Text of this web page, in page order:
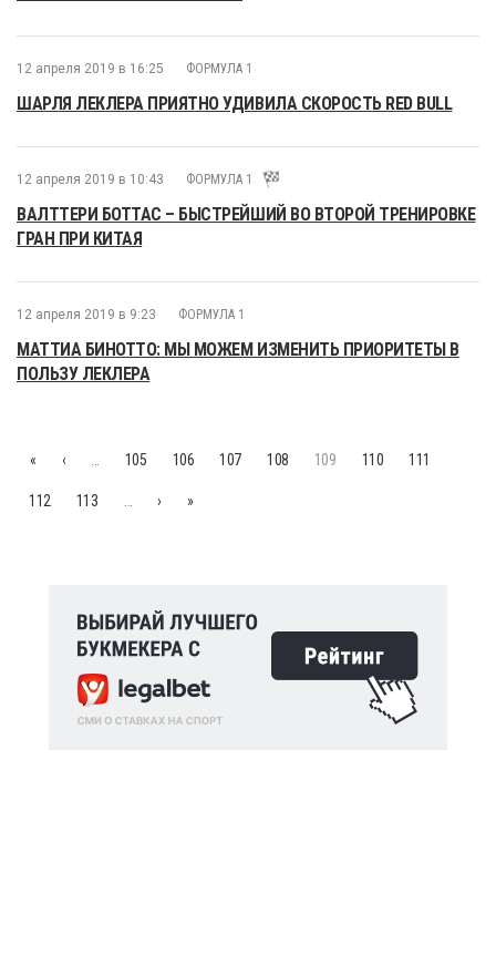
12 апреля 2019 в 16:25 ФОРМУЛА 1
ШАРЛЯ ЛЕКЛЕРА ПРИЯТНО УДИВИЛА СКОРОСТЬ RED BULL
12 апреля 2019 в 10:43 ФОРМУЛА 1
ВАЛТТЕРИ БОТТАС – БЫСТРЕЙШИЙ ВО ВТОРОЙ ТРЕНИРОВКЕ
ГРАН ПРИ КИТАЯ
12 апреля 2019 в 9:23 ФОРМУЛА 1
МАТТИА БИНОТТО: МЫ МОЖЕМ ИЗМЕНИТЬ ПРИОРИТЕТЫ В
ПОЛЬЗУ ЛЕКЛЕРА
« ‹ 105 106 107 108 109 110 111
112 113 › »